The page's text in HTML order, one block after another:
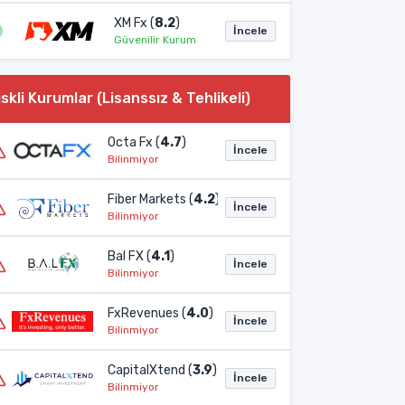
XM Fx (8.2)
Güvenilir Kurum
İncele
Kurumlar (Lisanssız & Tehlikeli)
Octa Fx (4.7)
Bilinmiyor
İncele
Fiber Markets (4.2)
Bilinmiyor
İncele
Bal FX (4.1)
Bilinmiyor
İncele
FxRevenues (4.0)
Bilinmiyor
İncele
CapitalXtend (3.9)
Bilinmiyor
İncele